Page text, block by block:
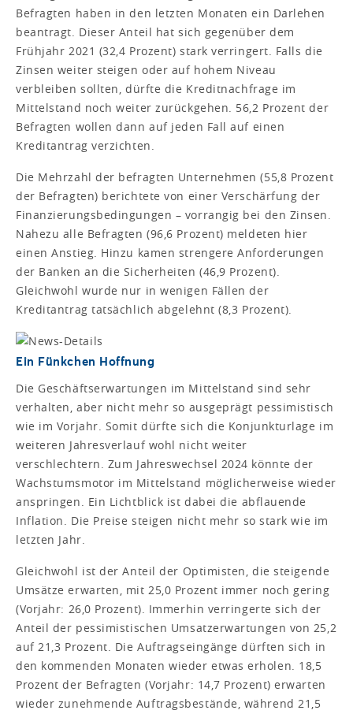
Befragten haben in den letzten Monaten ein Darlehen
beantragt. Dieser Anteil hat sich gegenüber dem
Frühjahr 2021 (32,4 Prozent) stark verringert. Falls die
Zinsen weiter steigen oder auf hohem Niveau
verbleiben sollten, dürfte die Kreditnachfrage im
Mittelstand noch weiter zurückgehen. 56,2 Prozent der
Befragten wollen dann auf jeden Fall auf einen
Kreditantrag verzichten.
Die Mehrzahl der befragten Unternehmen (55,8 Prozent
der Befragten) berichtete von einer Verschärfung der
Finanzierungsbedingungen – vorrangig bei den Zinsen.
Nahezu alle Befragten (96,6 Prozent) meldeten hier
einen Anstieg. Hinzu kamen strengere Anforderungen
der Banken an die Sicherheiten (46,9 Prozent).
Gleichwohl wurde nur in wenigen Fällen der
Kreditantrag tatsächlich abgelehnt (8,3 Prozent).
Ein Fünkchen Hoffnung
Die Geschäftserwartungen im Mittelstand sind sehr
verhalten, aber nicht mehr so ausgeprägt pessimistisch
wie im Vorjahr. Somit dürfte sich die Konjunkturlage im
weiteren Jahresverlauf wohl nicht weiter
verschlechtern. Zum Jahreswechsel 2024 könnte der
Wachstumsmotor im Mittelstand möglicherweise wieder
anspringen. Ein Lichtblick ist dabei die abflauende
Inflation. Die Preise steigen nicht mehr so stark wie im
letzten Jahr.
Gleichwohl ist der Anteil der Optimisten, die steigende
Umsätze erwarten, mit 25,0 Prozent immer noch gering
(Vorjahr: 26,0 Prozent). Immerhin verringerte sich der
Anteil der pessimistischen Umsatzerwartungen von 25,2
auf 21,3 Prozent. Die Auftragseingänge dürften sich in
den kommenden Monaten wieder etwas erholen. 18,5
Prozent der Befragten (Vorjahr: 14,7 Prozent) erwarten
wieder zunehmende Auftragsbestände, während 21,5